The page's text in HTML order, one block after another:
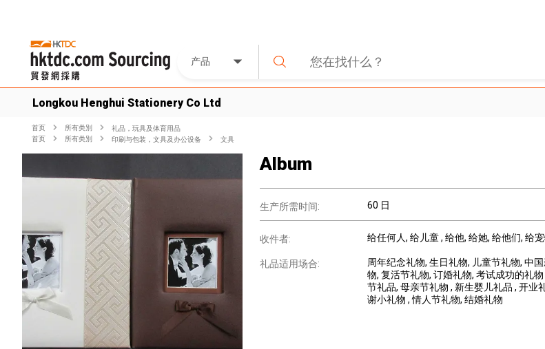
产品
Longkou Henghui Stationery Co Ltd
首页 所有类別
礼品，玩具及体育用品
首页
所有类別 印刷与包装，文具及办公设备 文具
Album
生产所需时间: 60 日
收件者: 给任何人, 给儿童, 给他, 给她, 给他们, 给
礼品适用场合: 周年纪念礼物, 生日礼物, 儿童节礼物, 中
物, 复活节礼物, 订婚礼物, 考试成功的礼物
节礼品, 母亲节礼物 , 新生婴儿礼品 , 开业
谢小礼物 , 情人节礼物, 结婚礼物